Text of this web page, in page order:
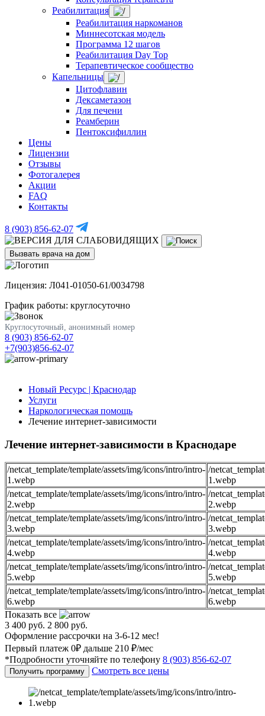
Реабилитация
Реабилитация наркоманов
Миннесотская модель
Программа 12 шагов
Реабилитация Day Top
Терапевтическое сообщество
Капельницы
Цитофлавин
Дексаметазон
Для печени
Реамберин
Пентоксифиллин
Цены
Лицензии
Отзывы
Фотогалерея
Акции
FAQ
Контакты
8 (903) 856-62-07
Вызвать врача на дом
Лицензия: Л041-01050-61/0034798
График работы: круглосуточно
Круглосуточный, анонимный номер
8 (903) 856-62-07
+7(903)856-62-07
Новый Ресурс | Краснодар
Услуги
Наркологическая помощь
Лечение интернет-зависимости
Лечение интернет-зависимости в Краснодаре
/netcat_template/template/assets/img/icons/intro/intro-
1.webp
/
1.webp
/netcat_template/template/assets/img/icons/intro/intro-
2.webp
/
2.webp
/netcat_template/template/assets/img/icons/intro/intro-
3.webp
/
3.webp
/netcat_template/template/assets/img/icons/intro/intro-
4.webp
/
4.webp
/netcat_template/template/assets/img/icons/intro/intro-
5.webp
/
5.webp
/netcat_template/template/assets/img/icons/intro/intro-
6.webp
/
6.webp
Показать все
3 400 руб. 2 800 руб.
Оформление рассрочки на 3-6-12 мес!
Первый платеж 0₽ дальше 210 ₽/мес
*Подробности уточняйте по телефону 8 (903) 856-62-07
Получить программу Смотреть все цены